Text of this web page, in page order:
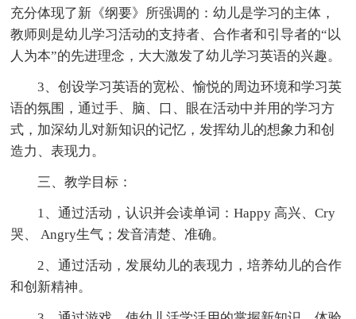
充分体现了新《纲要》所强调的：幼儿是学习的主体，
教师则是幼儿学习活动的支持者、合作者和引导者的“以
人为本”的先进理念，大大激发了幼儿学习英语的兴趣。
3、创设学习英语的宽松、愉悦的周边环境和学习英
语的氛围，通过手、脑、口、眼在活动中并用的学习方
式，加深幼儿对新知识的记忆，发挥幼儿的想象力和创
造力、表现力。
三、教学目标：
1、通过活动，认识并会读单词：Happy 高兴、Cry
哭、 Angry生气；发音清楚、准确。
2、通过活动，发展幼儿的表现力，培养幼儿的合作
和创新精神。